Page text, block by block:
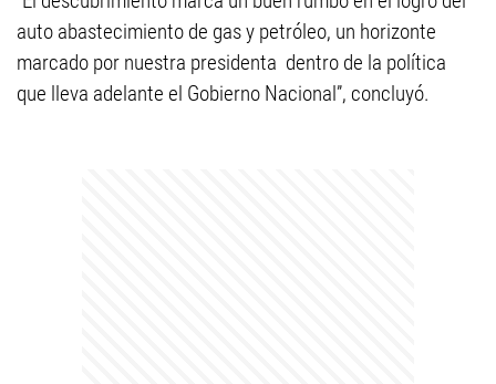
auto abastecimiento de gas y petróleo, un horizonte
marcado por nuestra presidenta dentro de la política
que lleva adelante el Gobierno Nacional”, concluyó.